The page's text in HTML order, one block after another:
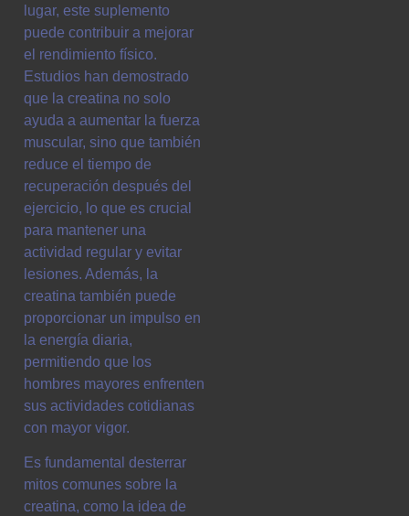
lugar, este suplemento
puede contribuir a mejorar
el rendimiento físico.
Estudios han demostrado
que la creatina no solo
ayuda a aumentar la fuerza
muscular, sino que también
reduce el tiempo de
recuperación después del
ejercicio, lo que es crucial
para mantener una
actividad regular y evitar
lesiones. Además, la
creatina también puede
proporcionar un impulso en
la energía diaria,
permitiendo que los
hombres mayores enfrenten
sus actividades cotidianas
con mayor vigor.
Es fundamental desterrar
mitos comunes sobre la
creatina, como la idea de